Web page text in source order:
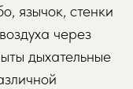
язычок, стенки
через
дыхательные